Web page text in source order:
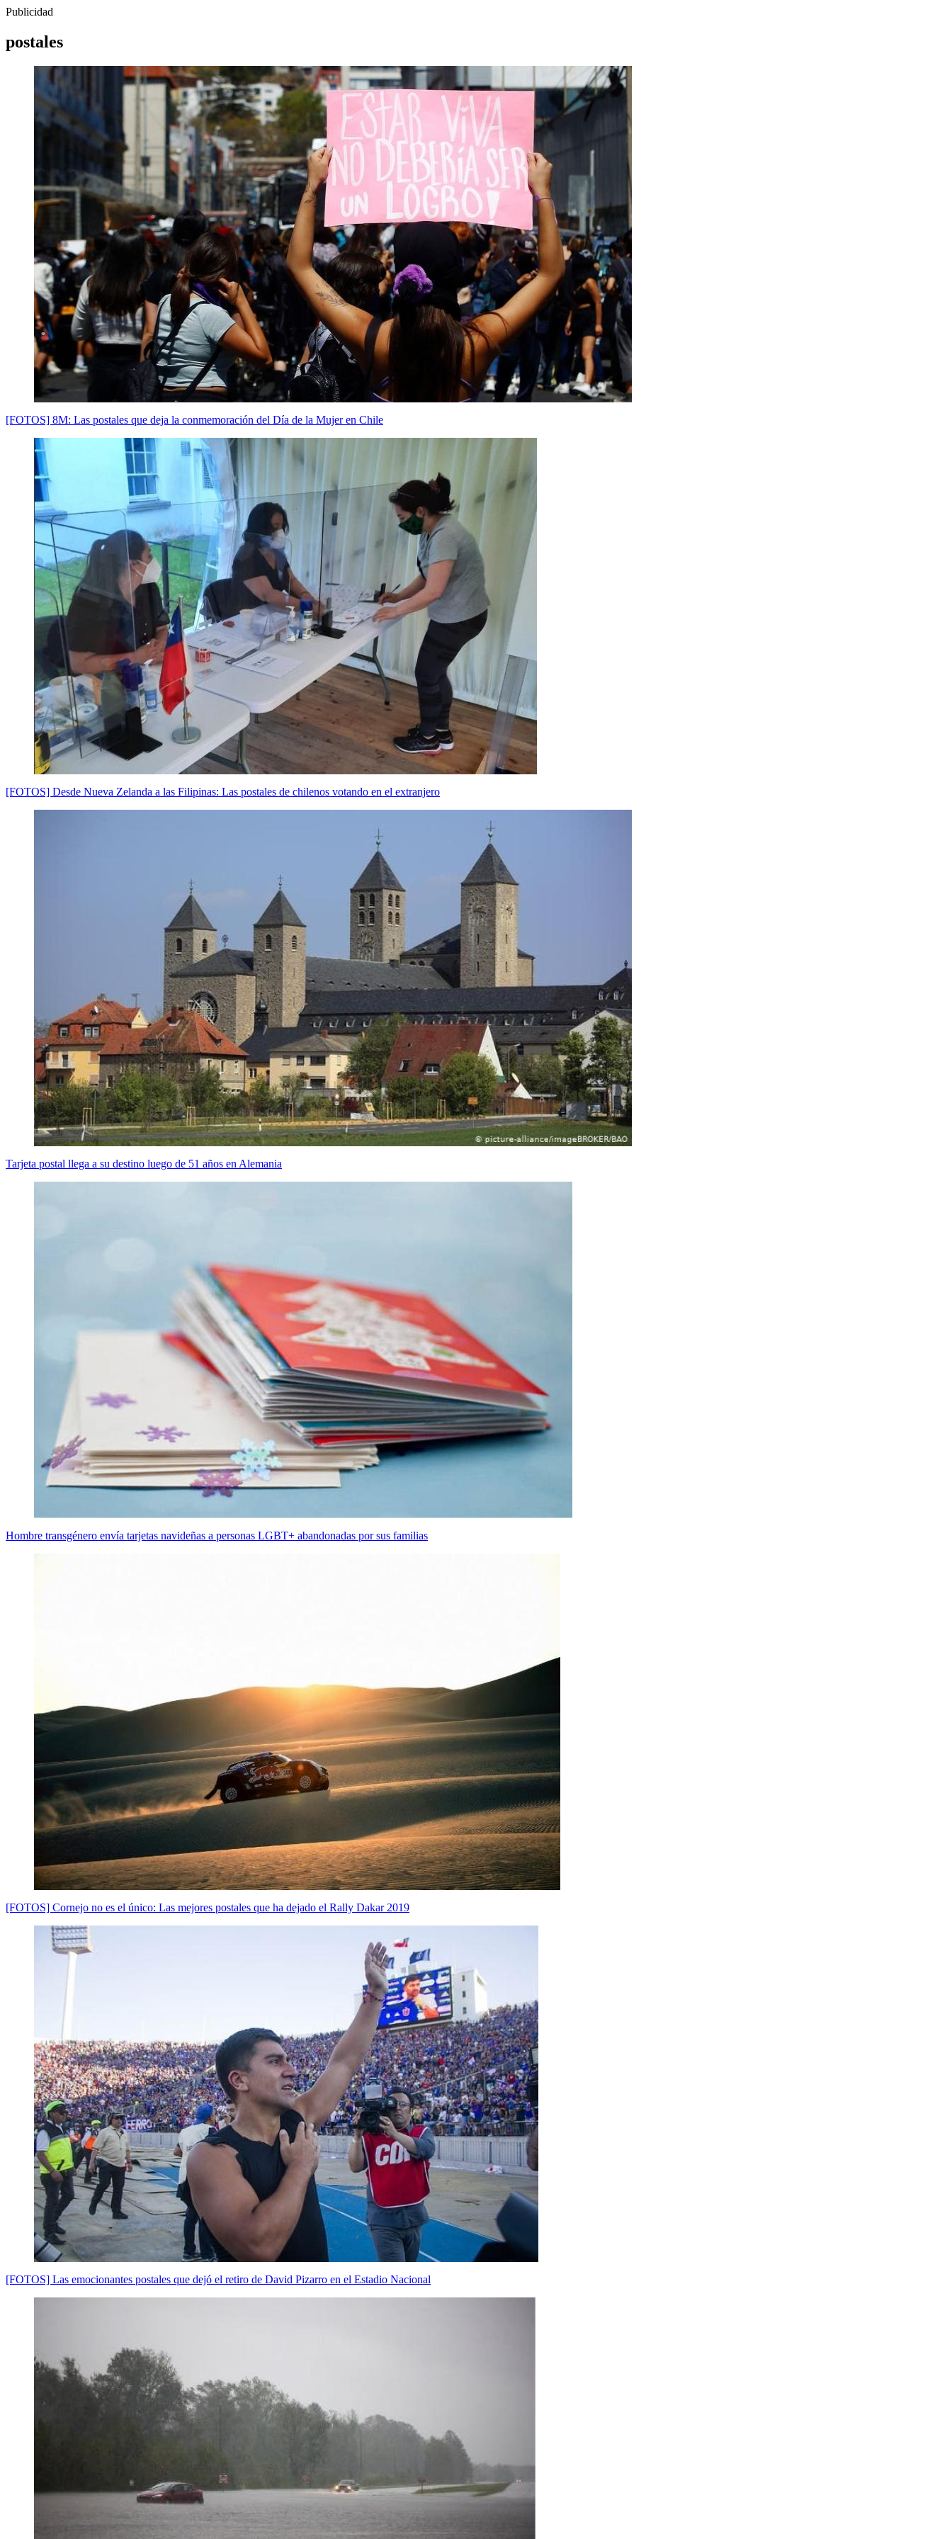
Publicidad
postales
[FOTOS] 8M: Las postales que deja la conmemoración del Día de la Mujer en Chile
[FOTOS] Desde Nueva Zelanda a las Filipinas: Las postales de chilenos votando en el extranjero
Tarjeta postal llega a su destino luego de 51 años en Alemania
Hombre transgénero envía tarjetas navideñas a personas LGBT+ abandonadas por sus familias
[FOTOS] Cornejo no es el único: Las mejores postales que ha dejado el Rally Dakar 2019
[FOTOS] Las emocionantes postales que dejó el retiro de David Pizarro en el Estadio Nacional